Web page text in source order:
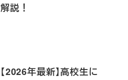
解説！
【2026年最新】高校生に